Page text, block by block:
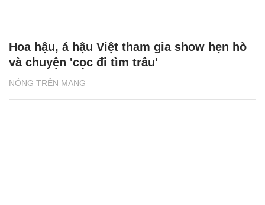
NÓNG TRÊN MẠNG
Hoa hậu, á hậu Việt tham gia show hẹn hò
và chuyện 'cọc đi tìm trâu'